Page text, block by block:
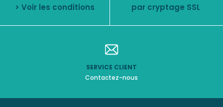
> Voir les conditions par cryptage SSL
SERVICE CLIENT
Contactez-nous